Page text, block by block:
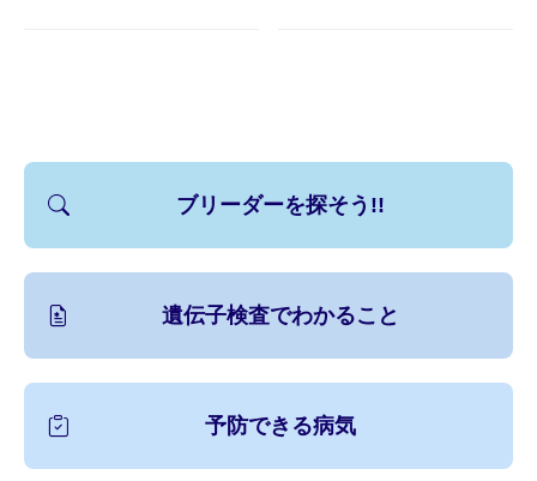
ブリーダーを探そう!!
遺伝子検査でわかること
予防できる病気